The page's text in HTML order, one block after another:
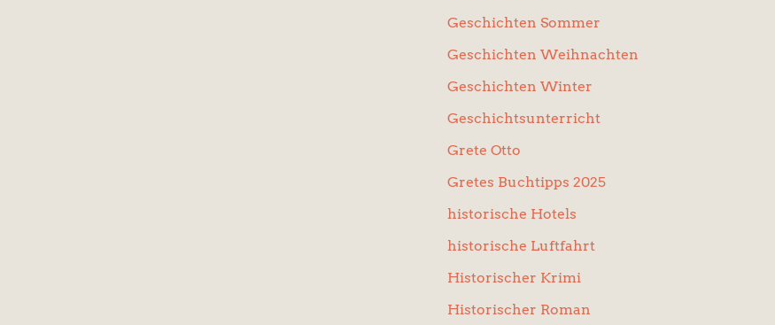
Geschichten Sommer
Geschichten Weihnachten
Geschichten Winter
Geschichtsunterricht
Grete Otto
Gretes Buchtipps 2025
historische Hotels
historische Luftfahrt
Historischer Krimi
Historischer Roman